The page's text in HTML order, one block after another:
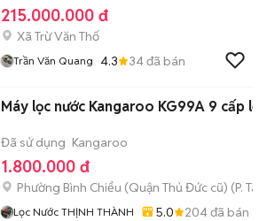
215.000.000 đ
Xã Trừ Văn Thố
Trần Văn Quang 4.3 34đã bán
Máy lọc nước Kangaroo KG99A 9 cấp
Đã sử dụng Kangaroo
1.800.000 đ
Phường Bình Chiểu (Quận Thủ Đức cũ) (P.
Lọc Nước THỊNH THÀNH 5.0 204đã bán